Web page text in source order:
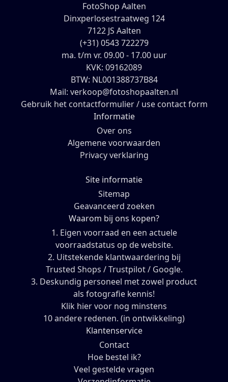
FotoShop Aalten
Dinxperlosestraatweg 124
7122 JS Aalten
(+31) 0543 722279
ma. t/m vr. 09.00 - 17.00 uur
KVK: 09162089
BTW: NL001388737B84
Mail: verkoop@fotoshopaalten.nl
Gebruik het contactformulier / use contact form
Informatie
Over ons
Algemene voorwaarden
Privacy verklaring
Site informatie
Sitemap
Geavanceerd zoeken
Waarom bij ons kopen?
1. Eigen voorraad en een actuele
voorraadstatus op de website.
2. Uitstekende klantwaardering bij
Trusted Shops / Trustpilot / Google.
3. Deskundig personeel met zowel product
als fotografie kennis!
Klik hier voor nog minstens
10 andere redenen. (in ontwikkeling)
Klantenservice
Contact
Hoe bestel ik?
Veel gestelde vragen